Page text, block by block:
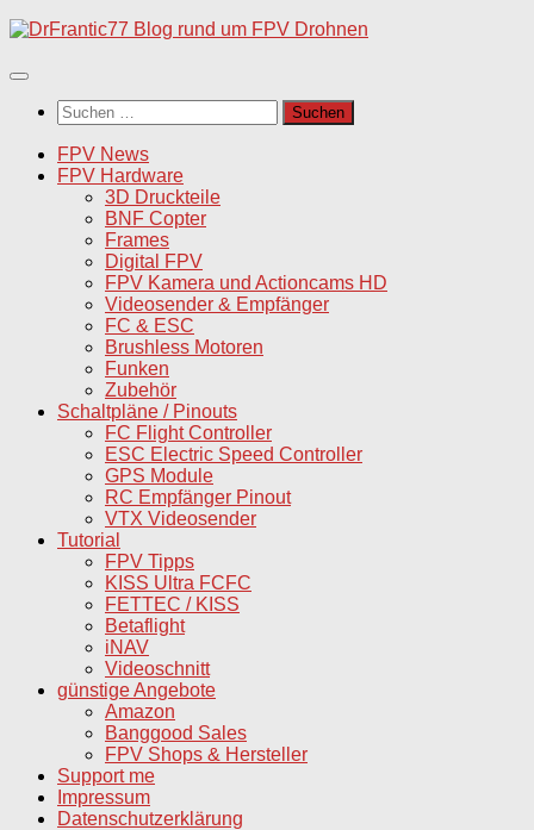
Unter
Inhalt
Suchen
nach:
FPV News
FPV Hardware
3D Druckteile
BNF Copter
Frames
Digital FPV
FPV Kamera und Actioncams HD
Videosender & Empfänger
FC & ESC
Brushless Motoren
Funken
Zubehör
Schaltpläne / Pinouts
FC Flight Controller
ESC Electric Speed Controller
GPS Module
RC Empfänger Pinout
VTX Videosender
Tutorial
FPV Tipps
KISS Ultra FCFC
FETTEC / KISS
Betaflight
iNAV
Videoschnitt
günstige Angebote
Amazon
Banggood Sales
FPV Shops & Hersteller
Support me
Impressum
Datenschutzerklärung